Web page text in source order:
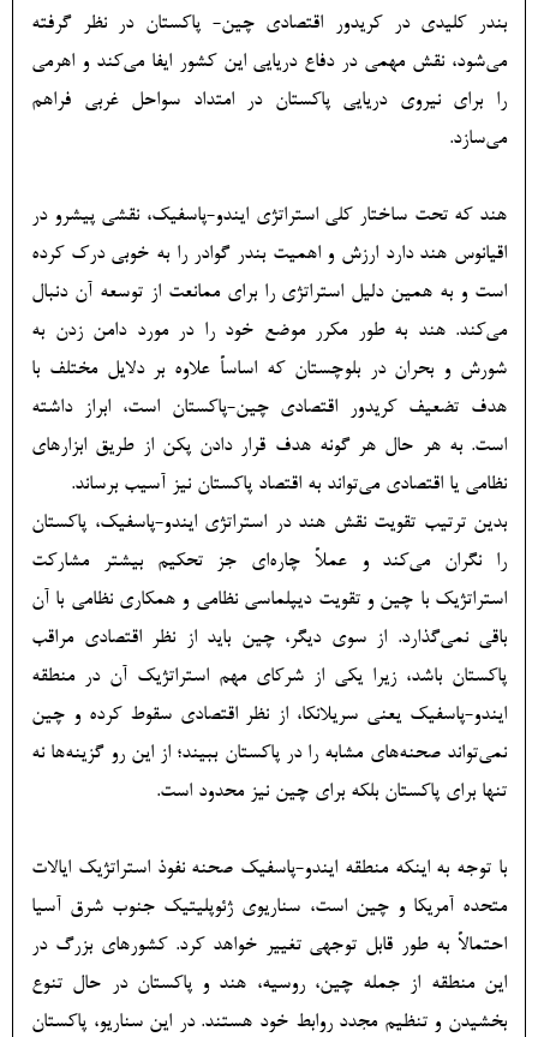
بندر کلیدی در کریدور اقتصادی چین- پاکستان در نظر گرفته
می‌شود، نقش مهمی در دفاع دریایی این کشور ایفا می‌کند و اهرمی
را برای نیروی دریایی پاکستان در امتداد سواحل غربی فراهم
می‌سازد.
هند که تحت ساختار کلی استراتژی ایندو-پاسفیک، نقشی پیشرو در
اقیانوس هند دارد ارزش و اهمیت بندر گوادر را به خوبی درک کرده
است و به همین دلیل استراتژی‌ را برای ممانعت از توسعه آن دنبال
می‌کند. هند به طور مکرر موضع خود را در مورد دامن زدن به
شورش و بحران در بلوچستان که اساساً علاوه بر دلایل مختلف با
هدف تضعیف کریدور اقتصادی چین-پاکستان است، ابراز داشته
است. به هر حال هر گونه هدف قرار دادن پکن از طریق ابزارهای
نظامی یا اقتصادی می‌تواند به اقتصاد پاکستان نیز آسیب برساند.
بدین ترتیب تقویت نقش هند در استراتژی ایندو-پاسفیک، پاکستان
را نگران می‌کند و عملاً چاره‌ای جز تحکیم بیشتر مشارکت
استراتژیک با چین و تقویت دیپلماسی نظامی و همکاری نظامی با آن
باقی نمی‌گذارد. از سوی دیگر، چین باید از نظر اقتصادی مراقب
پاکستان باشد، زیرا یکی از شرکای مهم استراتژیک آن در منطقه
ایندو-پاسفیک یعنی سریلانکا، از نظر اقتصادی سقوط کرده و چین
نمی‌تواند صحنه‌های مشابه را در پاکستان ببیند؛ از این رو گزینه‌ها نه
تنها برای پاکستان بلکه برای چین نیز محدود است.
با توجه به اینکه منطقه ایندو-پاسفیک صحنه نفوذ استراتژیک ایالات
متحده آمریکا و چین است، سناریوی ژئوپلیتیک جنوب شرق آسیا
احتمالاً به طور قابل توجهی تغییر خواهد کرد. کشورهای بزرگ در
این منطقه از جمله چین، روسیه، هند و پاکستان در حال تنوع
بخشیدن و تنظیم مجدد روابط خود هستند. در این سناریو، پاکستان